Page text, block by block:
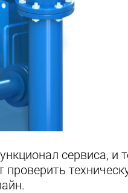
сервиса, и
проверить